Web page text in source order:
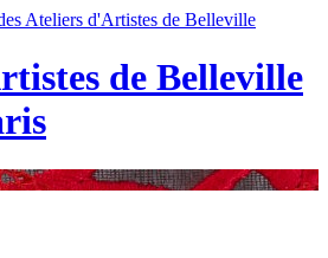
de Belleville